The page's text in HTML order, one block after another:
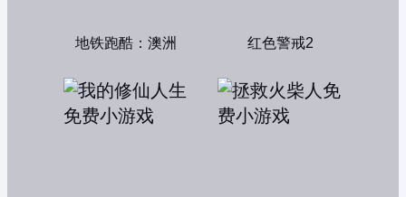
地铁跑酷：澳洲 红色警戒2